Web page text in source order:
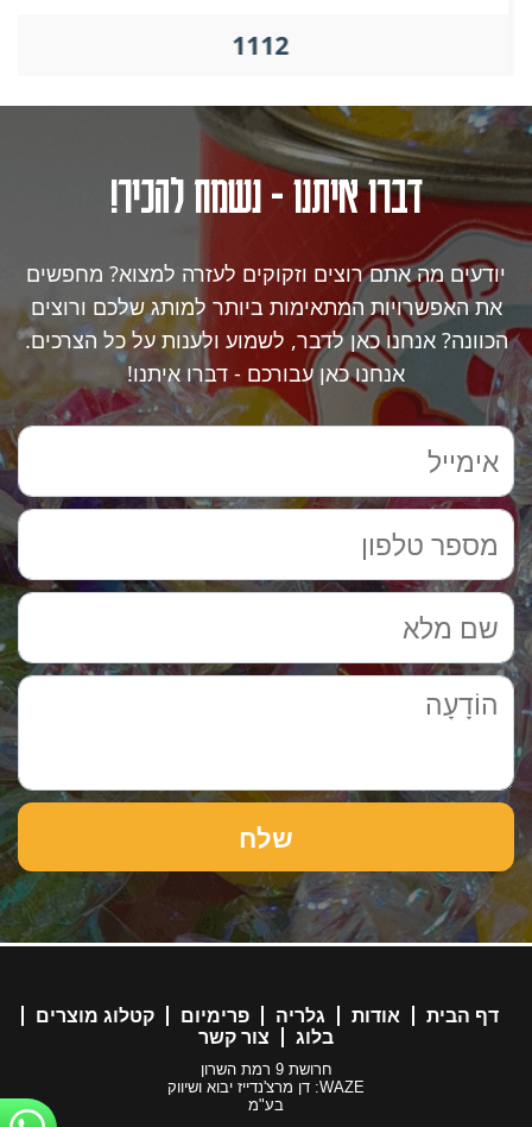
1112
דברו איתנו - נשמח להכיר!
יודעים מה אתם רוצים וזקוקים לעזרה למצוא? מחפשים
את האפשרויות המתאימות ביותר למותג שלכם ורוצים
הכוונה? אנחנו כאן לדבר, לשמוע ולענות על כל הצרכים.
אנחנו כאן עבורכם - דברו איתנו!
דף הבית אודות גלריה פרימיום
קטלוג מוצרים
בלוג
צור קשר
חרושת 9 רמת השרון
WAZE: דן מרצ'נדייז יבוא ושיווק
בע"מ